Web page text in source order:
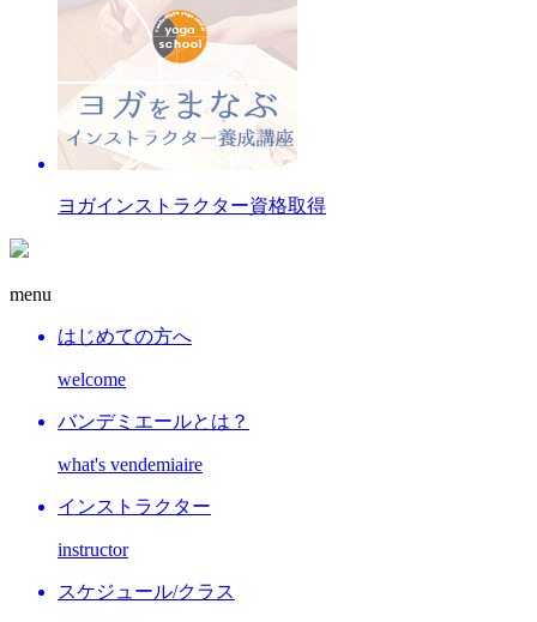
ヨガインストラクター資格取得
menu
はじめての方へ
welcome
バンデミエールとは？
what's vendemiaire
インストラクター
instructor
スケジュール/クラス